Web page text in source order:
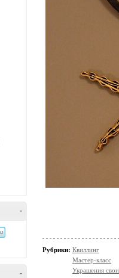
-
-
Рубрики: Квиллинг
Мастер-класс
Украшения